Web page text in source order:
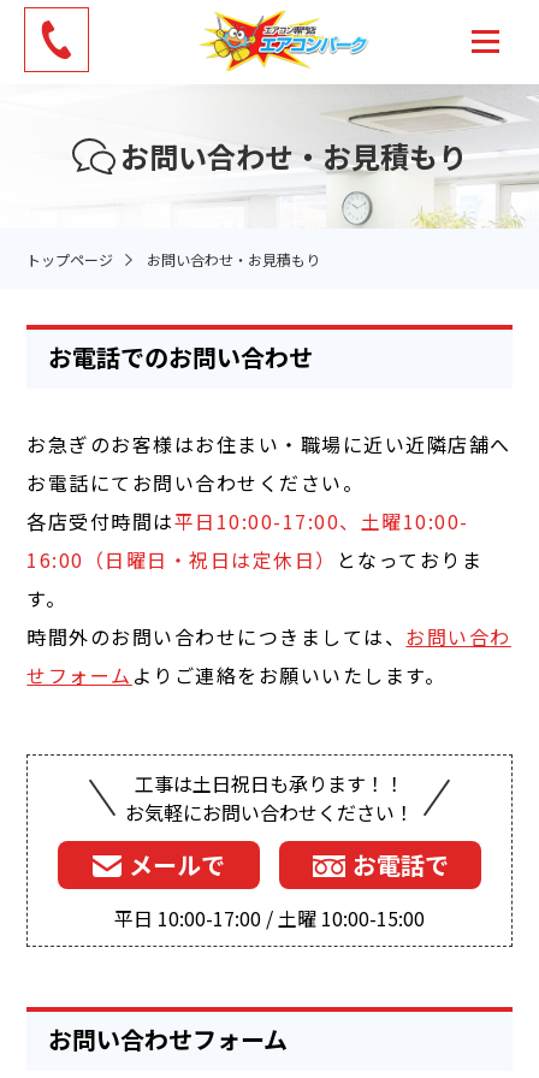
お問い合わせ・お見積もり
トップページ お問い合わせ・お見積もり
お電話でのお問い合わせ
お急ぎのお客様はお住まい・職場に近い近隣店舗へ
お電話にてお問い合わせください。
各店受付時間は平日10:00-17:00、土曜10:00-
16:00（日曜日・祝日は定休日）
となっておりま
す。
時間外のお問い合わせにつきましては、 お問い合わ
せフォーム よりご連絡をお願いいたします。
工事は土日祝日も承ります！！
お気軽にお問い合わせください！
メールで お電話で
平日 10:00-17:00 / 土曜 10:00-15:00
お問い合わせフォーム